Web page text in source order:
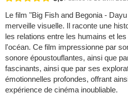
Le film "Big Fish and Begonia -
merveille visuelle. Il raconte une
les relations entre les humains et
l'océan. Ce film impressionne par
sonore époustouflantes, ainsi que
fascinants, ainsi que par ses
émotionnelles profondes, offrant
expérience de cinéma inoubliable.